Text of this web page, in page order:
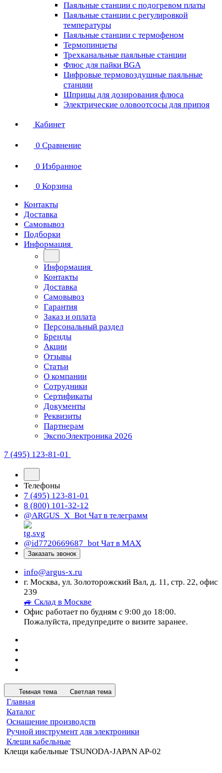
Паяльные станции с подогревом платы
Паяльные станции с регулировкой
температуры
Паяльные станции с термофеном
Термопинцеты
Трехканальные паяльные станции
Флюс для пайки BGA
Цифровые термовоздушные паяльные
станции
Шприцы для дозирования флюса
Электрические оловоотсосы для припоя
Кабинет
0 Сравнение
0 Избранное
0 Корзина
Контакты
Доставка
Самовывоз
Подборки
Информация
Информация
Контакты
Доставка
Самовывоз
Гарантия
Заказ и оплата
Персональный раздел
Бренды
Акции
Отзывы
Статьи
О компании
Сотрудники
Сертификаты
Документы
Реквизиты
Партнерам
ЭкспоЭлектроника 2026
7 (495) 123-81-01
Телефоны
7 (495) 123-81-01
8 (800) 101-32-12
@ARGUS_X_Bot Чат в телеграмм
@id7720669687_bot Чат в МАХ
Заказать звонок
info@argus-x.ru
г. Москва, ул. Золоторожский Вал, д. 11, стр. 22, офис
239
🚙 Склад в Москве
Офис работает по будням с 9:00 до 18:00.
Пожалуйста, предупредите о визите заранее.
Темная тема Светлая тема
Главная
Каталог
Оснащение производств
Ручной инструмент для электроники
Клещи кабельные
Клещи кабельные TSUNODA-JAPAN AP-02